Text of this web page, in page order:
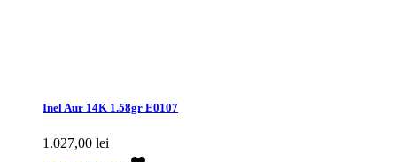
Inel Aur 14K 1.58gr E0107
1.027,00 lei